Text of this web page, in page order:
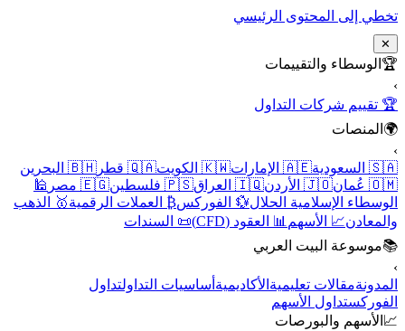
تخطي إلى المحتوى الرئيسي
✕
🏆 الوسطاء والتقييمات
›
🏆 تقييم شركات التداول
🌍 المنصات
›
🇸🇦 السعودية
🇦🇪 الإمارات 🇰🇼 الكويت 🇶🇦 قطر
🇧🇭 البحرين
🇴🇲 عُمان
🇯🇴 الأردن 🇮🇶 العراق 🇵🇸 فلسطين 🇪🇬 مصر
🕌
الوسطاء الإسلامية الحلال💱 الفوركس₿ العملات الرقمية🥇 الذهب
والمعادن📈 الأسهم 📊 العقود (CFD)
📜 السندات
📚موسوعة البيت العربي
›
المدونةمقالات تعليمية الأكاديمية أساسيات التداولتداول
الفوركستداول الأسهم
📈 الأسهم والبورصات